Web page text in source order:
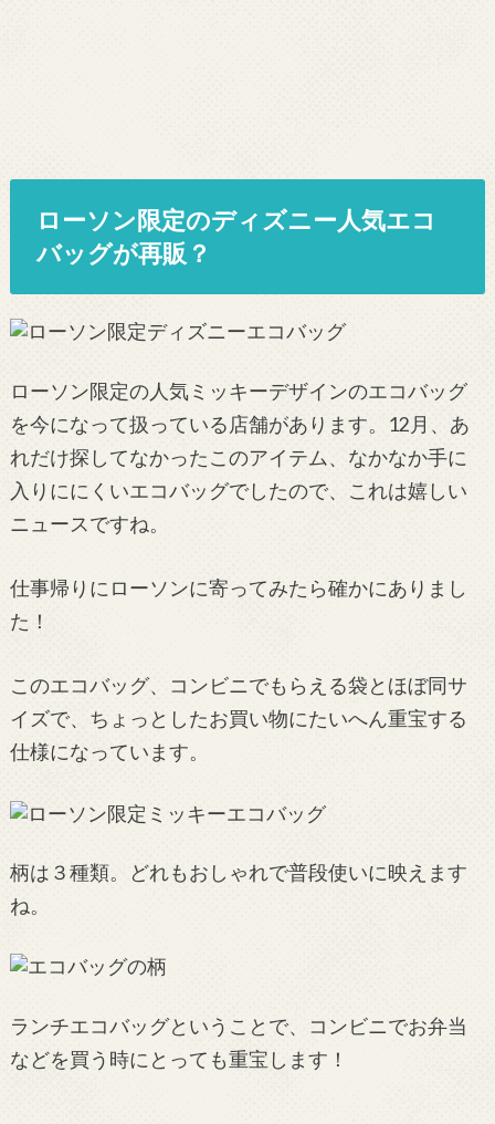
ローソン限定のディズニー人気エコ
バッグが再販？
ローソン限定の人気ミッキーデザインのエコバッグ
を今になって扱っている店舗があります。12月、あ
れだけ探してなかったこのアイテム、なかなか手に
入りににくいエコバッグでしたので、これは嬉しい
ニュースですね。
仕事帰りにローソンに寄ってみたら確かにありまし
た！
このエコバッグ、コンビニでもらえる袋とほぼ同サ
イズで、ちょっとしたお買い物にたいへん重宝する
仕様になっています。
柄は３種類。どれもおしゃれで普段使いに映えます
ね。
ランチエコバッグということで、コンビニでお弁当
などを買う時にとっても重宝します！